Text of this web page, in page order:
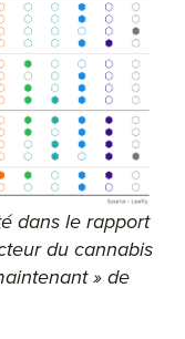
dans le rapport
du cannabis
» de